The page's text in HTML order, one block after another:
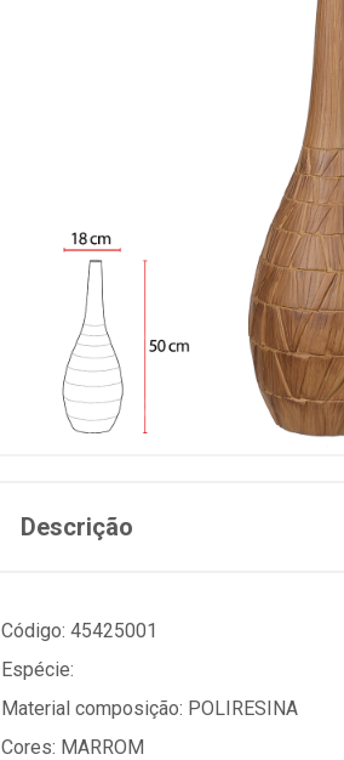
Descrição
Código: 45425001
Espécie:
Material composição: POLIRESINA
Cores: MARROM